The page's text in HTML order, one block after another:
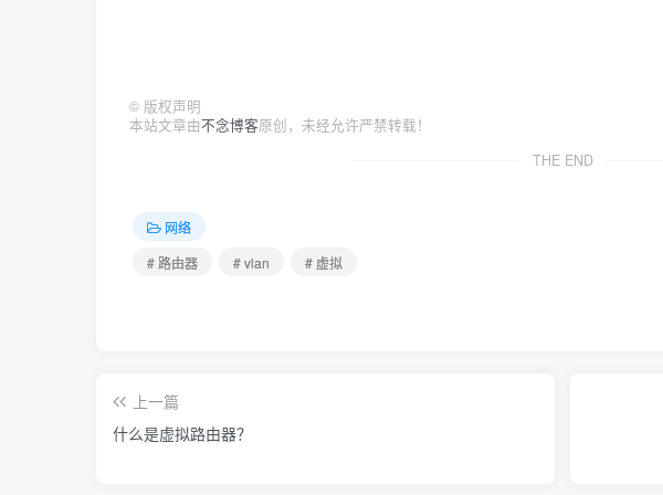
© 版权声明
本站文章由不念博客原创，未经允许严禁转载！
THE END
网络
# 路由器
# vlan # 虚拟
上一篇
什么是虚拟路由器？